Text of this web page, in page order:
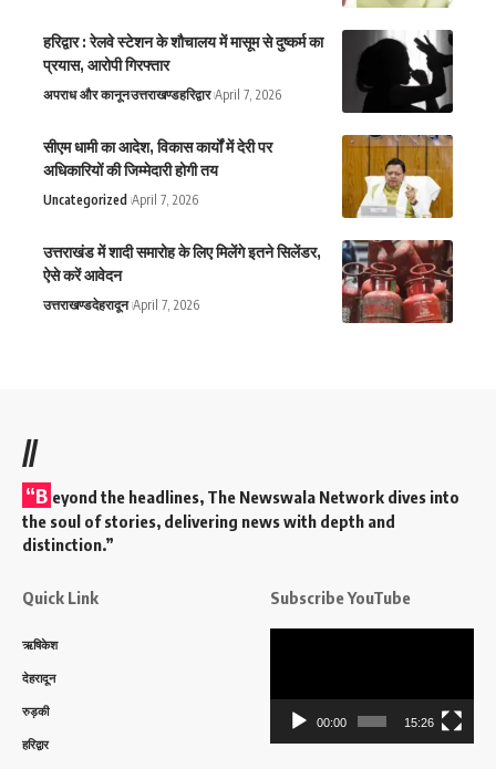
हरिद्वार : रेलवे स्टेशन के शौचालय में मासूम से दुष्कर्म का
प्रयास, आरोपी गिरफ्तार
अपराध और कानूनउत्तराखण्डहरिद्वार April 7, 2026
सीएम धामी का आदेश, विकास कार्यों में देरी पर
अधिकारियों की जिम्मेदारी होगी तय
Uncategorized April 7, 2026
उत्तराखंड में शादी समारोह के लिए मिलेंगे इतने सिलेंडर,
ऐसे करें आवेदन
उत्तराखण्डदेहरादून April 7, 2026
//
“B eyond the headlines, The Newswala Network dives into
the soul of stories, delivering news with depth and
distinction.”
Quick Link
ऋषिकेश
देहरादून
रुड़की
हरिद्वार
Subscribe YouTube
00:00 15:26